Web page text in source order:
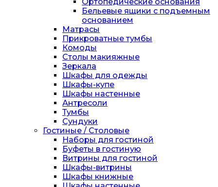
Бельевые ящики с подъемным
основанием
Матрасы
Прикроватные тумбы
Комоды
Столы макияжные
Зеркала
Шкафы для одежды
Шкафы-купе
Шкафы настенные
Антресоли
Тумбы
Сундуки
Гостиные / Столовые
Наборы для гостиной
Буфеты в гостиную
Витрины для гостиной
Шкафы-витрины
Шкафы книжные